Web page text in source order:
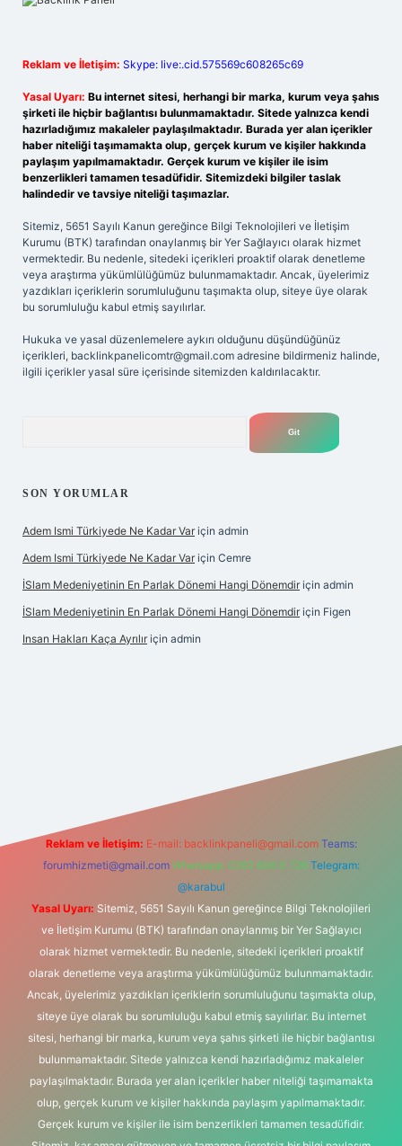
Reklam ve İletişim: Skype: live:.cid.575569c608265c69
Yasal Uyarı: Bu internet sitesi, herhangi bir marka, kurum veya şahıs
şirketi ile hiçbir bağlantısı bulunmamaktadır. Sitede yalnızca kendi
hazırladığımız makaleler paylaşılmaktadır. Burada yer alan içerikler
haber niteliği taşımamakta olup, gerçek kurum ve kişiler hakkında
paylaşım yapılmamaktadır. Gerçek kurum ve kişiler ile isim
benzerlikleri tamamen tesadüfidir. Sitemizdeki bilgiler taslak
halindedir ve tavsiye niteliği taşımazlar.
Sitemiz, 5651 Sayılı Kanun gereğince Bilgi Teknolojileri ve İletişim
Kurumu (BTK) tarafından onaylanmış bir Yer Sağlayıcı olarak hizmet
vermektedir. Bu nedenle, sitedeki içerikleri proaktif olarak denetleme
veya araştırma yükümlülüğümüz bulunmamaktadır. Ancak, üyelerimiz
yazdıkları içeriklerin sorumluluğunu taşımakta olup, siteye üye olarak
bu sorumluluğu kabul etmiş sayılırlar.
Hukuka ve yasal düzenlemelere aykırı olduğunu düşündüğünüz
içerikleri, backlinkpanelicomtr@gmail.com adresine bildirmeniz halinde,
ilgili içerikler yasal süre içerisinde sitemizden kaldırılacaktır.
SON YORUMLAR
Adem Ismi Türkiyede Ne Kadar Var için admin
Adem Ismi Türkiyede Ne Kadar Var için Cemre
İSlam Medeniyetinin En Parlak Dönemi Hangi Dönemdir için admin
İSlam Medeniyetinin En Parlak Dönemi Hangi Dönemdir için Figen
Insan Hakları Kaça Ayrılır için admin
Reklam ve İletişim: E-mail: backlinkpaneli@gmail.com Teams:
forumhizmeti@gmail.com Whatsapp: 0262 606 0 726 Telegram:
@karabul
Yasal Uyarı: Sitemiz, 5651 Sayılı Kanun gereğince Bilgi Teknolojileri
ve İletişim Kurumu (BTK) tarafından onaylanmış bir Yer Sağlayıcı
olarak hizmet vermektedir. Bu nedenle, sitedeki içerikleri proaktif
olarak denetleme veya araştırma yükümlülüğümüz bulunmamaktadır.
Ancak, üyelerimiz yazdıkları içeriklerin sorumluluğunu taşımakta olup,
siteye üye olarak bu sorumluluğu kabul etmiş sayılırlar. Bu internet
sitesi, herhangi bir marka, kurum veya şahıs şirketi ile hiçbir bağlantısı
bulunmamaktadır. Sitede yalnızca kendi hazırladığımız makaleler
paylaşılmaktadır. Burada yer alan içerikler haber niteliği taşımamakta
olup, gerçek kurum ve kişiler hakkında paylaşım yapılmamaktadır.
Gerçek kurum ve kişiler ile isim benzerlikleri tamamen tesadüfidir.